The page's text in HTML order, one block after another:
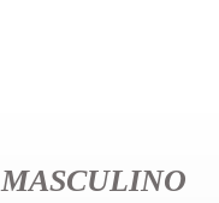
MASCULINO